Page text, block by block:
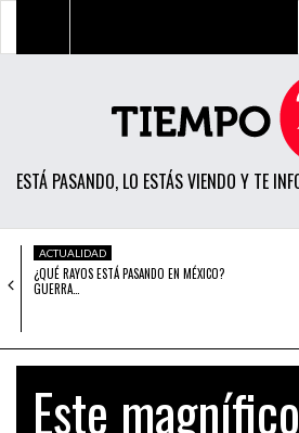
ESTÁ PASANDO, LO ESTÁS VIENDO Y TE
POLÍTICA
ECONOMÍA
SOCIEDAD
OPINIÓN
ENTRETENIMIENTO
ACTUALIDAD
¿QUÉ RAYOS ESTÁ PASANDO EN MÉXICO?
GUERRA…
Este magnífico